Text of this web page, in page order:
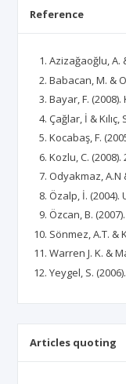
Reference
Azizağaoğlu, A.
Babacan, M. &
Bayar, F.
Çağlar, İ &
Kocabaş, F.
Kozlu, C.
Odyakmaz, A.N
Özalp, İ.
Özcan, B.
Sönmez, A.T. &
Warren J. K. &
Yeygel, S.
Articles quoting